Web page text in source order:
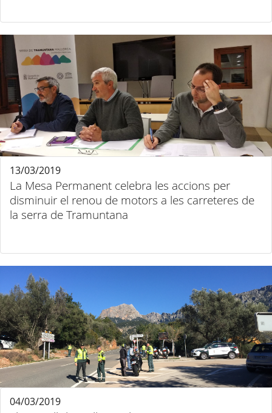
La Mesa Permanent celebra les accions per
disminuir el renou de motors a les carreteres de
la serra de Tramuntana
13/03/2019
04/03/2019